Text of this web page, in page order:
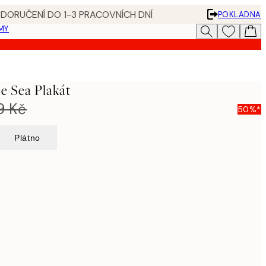
DO 1-3 PRACOVNÍCH DNÍ
POKLADNA
Sea Plakát
Kč 50%*
Plátno